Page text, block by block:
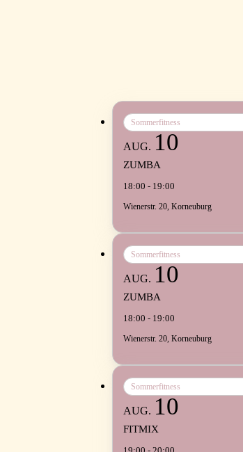
Sommerfitness
AUG. 10
ZUMBA
18:00 - 19:00
Wienerstr. 20, Korneuburg
Sommerfitness
AUG. 10
ZUMBA
18:00 - 19:00
Wienerstr. 20, Korneuburg
Sommerfitness
AUG. 10
FITMIX